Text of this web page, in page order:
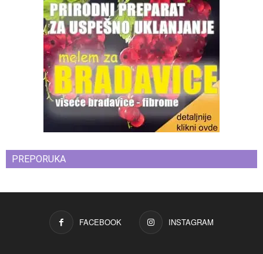
PREPORUKA
FACEBOOK INSTAGRAM